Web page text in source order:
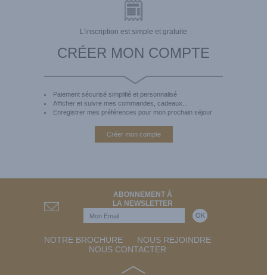
L'inscription est simple et gratuite
CRÉER MON COMPTE
Paiement sécurisé simplifié et personnalisé
Afficher et suivre mes commandes, cadeaux...
Enregistrer mes préférences pour mon prochain séjour
Créer mon compte
ABONNEMENT À
LA NEWSLETTER
NOTRE BROCHURE
NOUS REJOINDRE
NOUS CONTACTER